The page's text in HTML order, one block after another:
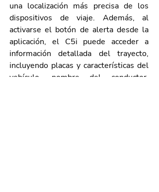
una localización más precisa de los
dispositivos de viaje. Además, al
activarse el botón de alerta desde la
aplicación, el C5i puede acceder a
información detallada del trayecto,
incluyendo placas y características del
vehículo, nombre del conductor,